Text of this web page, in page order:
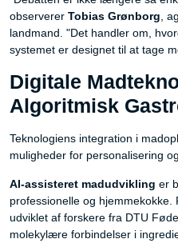
observerer Tobias Grønborg ,
landmand. "Det handler om,
systemet er designet til at tage
Digitale
Algoritmisk
Teknologiens integration i
muligheder for personalisering
AI-assisteret madudvikling er
professionelle og hjemmekokke.
udviklet af forskere fra DTU
molekylære forbindelser i